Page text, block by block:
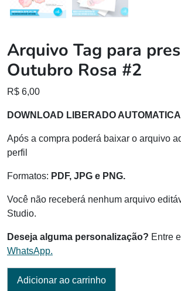
Arquivo Tag para
Outubro Rosa #2
R$ 6,00
DOWNLOAD LIBERADO
Após a compra poderá baixar o arquivo
perfil
Formatos: PDF, JPG e PNG.
Você não receberá nenhum arquivo
Studio.
Deseja alguma personalização? Entre
WhatsApp.
Adicionar ao carrinho